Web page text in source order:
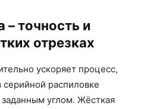
– точность и
отрезках
ускоряет процесс,
серийной распиловке
углом. Жёсткая